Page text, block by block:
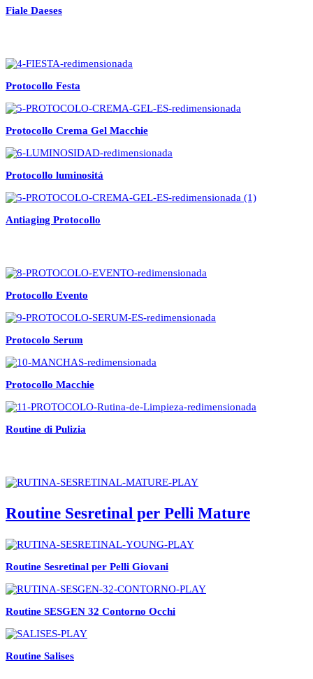
Fiale Daeses
Protocollo Festa
Protocollo Crema Gel Macchie
Protocollo luminositá
Antiaging Protocollo
Protocollo Evento
Protocolo Serum
Protocollo Macchie
Routine di Pulizia
Routine Sesretinal per Pelli Mature
Routine Sesretinal per Pelli Giovani
Routine SESGEN 32 Contorno Occhi
Routine Salises